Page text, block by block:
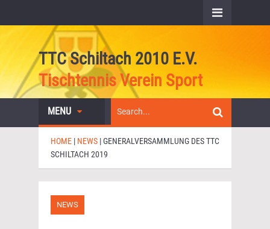
TTC Schiltach 2010 E.V.
Tischtennis Verein Sport
MENU
HOME | NEWS |GENERALVERSAMMLUNG DES TTC
SCHILTACH 2019
NEWS